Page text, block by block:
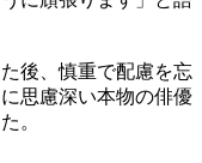
後、慎重で配慮を忘
思慮深い本物の俳優
。